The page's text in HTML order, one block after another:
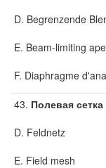
D. Begrenzende
E. Beam-limiting
F. Diaphragme
43. Полевая сетка
D. Feldnetz
E. Field mesh